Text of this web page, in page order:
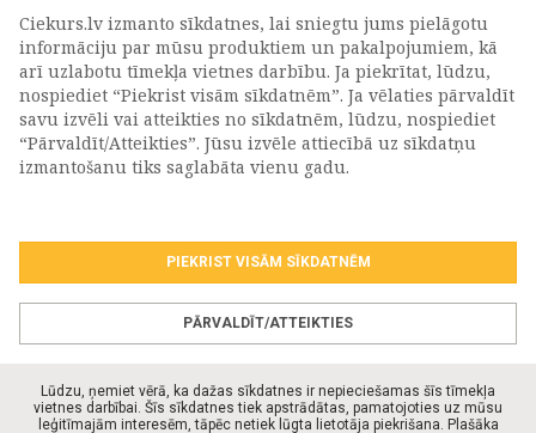
PIETEIKTIES MŪSU JAUNUMIEM
Piekrītu personasdatu apstrādes noteikumiem
Ciekurs.lv izmanto sīkdatnes, lai sniegtu jums pielāgotu
informāciju par mūsu produktiem un pakalpojumiem, kā
arī uzlabotu tīmekļa vietnes darbību. Ja piekrītat, lūdzu,
nospiediet “Piekrist visām sīkdatnēm”. Ja vēlaties pārvaldīt
savu izvēli vai atteikties no sīkdatnēm, lūdzu, nospiediet
“Pārvaldīt/Atteikties”. Jūsu izvēle attiecībā uz sīkdatņu
izmantošanu tiks saglabāta vienu gadu.
PIEKRIST VISĀM SĪKDATNĒM
PĀRVALDĪT/ATTEIKTIES
Lūdzu, ņemiet vērā, ka dažas sīkdatnes ir nepieciešamas šīs tīmekļa
vietnes darbībai. Šīs sīkdatnes tiek apstrādātas, pamatojoties uz mūsu
leģitīmajām interesēm, tāpēc netiek lūgta lietotāja piekrišana. Plašāka